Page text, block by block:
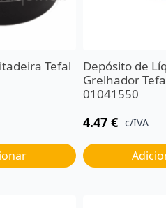
Tefal
Depósito de
Grelhador
01041550
4.47 € c/IVA